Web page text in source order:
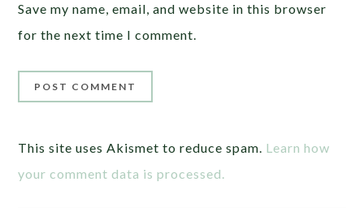
Save my name, email, and website in this browser
for the next time I comment.
This site uses Akismet to reduce spam. Learn how
your comment data is processed.